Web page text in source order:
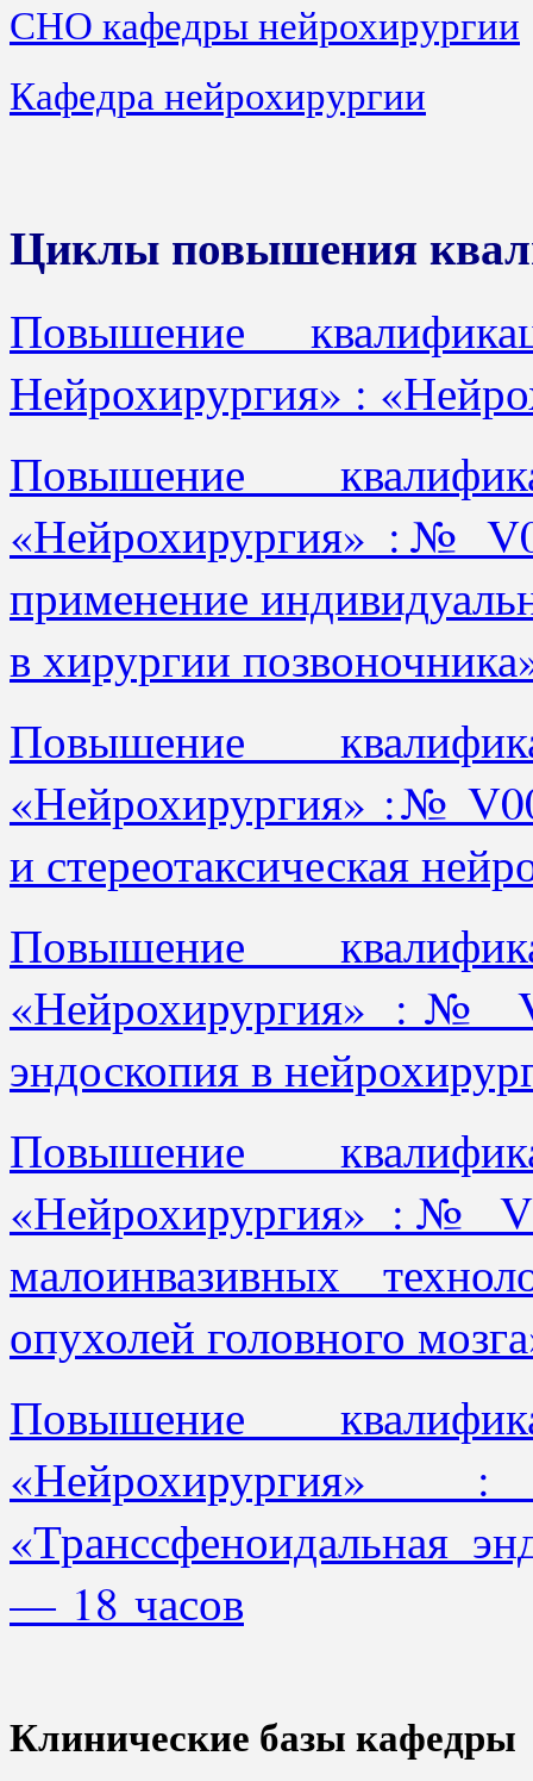
СНО кафедры нейрохирургии
Кафедра нейрохирургии
Циклы повышения
Повышение
Нейрохирургия» :
Повышение
«Нейрохирургия» :№
применение
в хирургии
Повышение
«Нейрохирургия» :№
и стереотаксическая
Повышение
«Нейрохирургия» :№
эндоскопия в
Повышение
«Нейрохирургия» :№
малоинвазивных
опухолей головного
Повышение
«Транссфеноидальная
— 18 часов
Клинические базы кафедры